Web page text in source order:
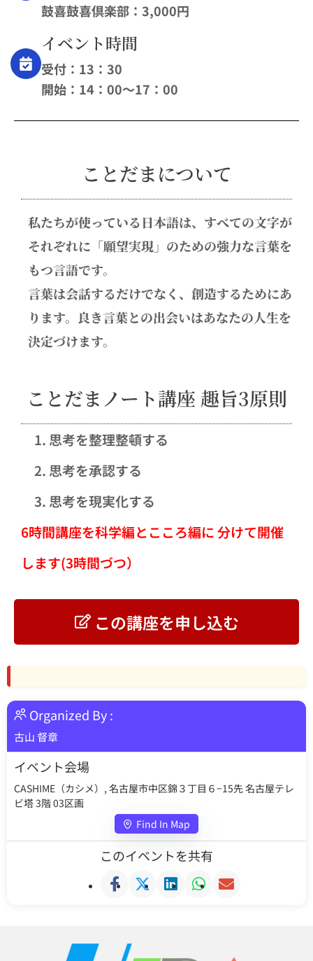
鼓喜鼓喜倶楽部：3,000円
イベント時間
受付：13：30
開始：14：00〜17：00
ことだまについて
私たちが使っている日本語は、すべての文字が
それぞれに「願望実現」のための強力な言葉を
もつ言語です。
言葉は会話するだけでなく、創造するためにあ
ります。良き言葉との出会いはあなたの人生を
決定づけます。
ことだまノート講座 趣旨3原則
思考を整理整頓する
思考を承認する
思考を現実化する
6時間講座を科学編とこころ編に 分けて開催
します(3時間づつ）
この講座を申し込む
Organized By :
古山 督章
イベント会場
CASHIME（カシメ）, 名古屋市中区錦３丁目６−15先 名古屋テレ
ビ塔 3階 03区画
Find In Map
このイベントを共有